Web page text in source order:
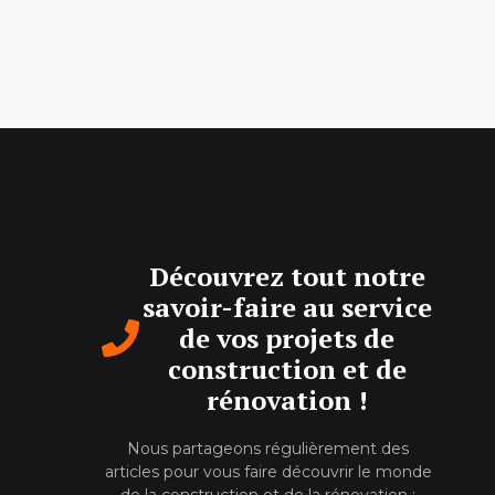
Découvrez tout notre
savoir-faire au service
de vos projets de
construction et de
rénovation !
Nous partageons régulièrement des
articles pour vous faire découvrir le monde